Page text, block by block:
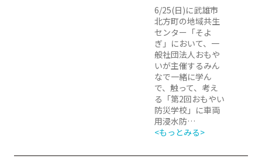
6/25(日)に武雄市
北方町の地域共生
センター「そよ
ぎ」において、一
般社団法人おもや
いが主催するみん
なで一緒に学ん
で、触って、考え
る「第2回おもやい
防災学校」に車両
用浸水防…
<もっとみる>